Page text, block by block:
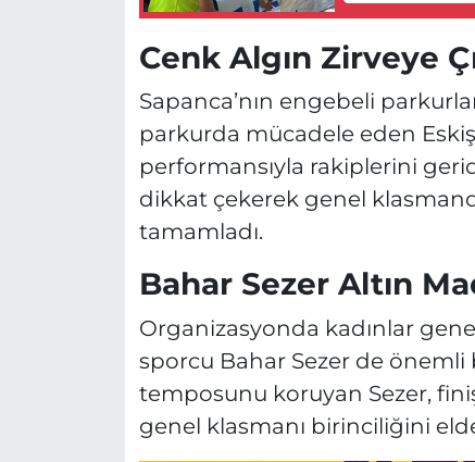
Cenk Algın Zirveye
Sapanca’nın engebeli
parkurda mücadele eden
performansıyla rakiplerini
dikkat çekerek genel
tamamladı.
Bahar Sezer Altın
Organizasyonda kadınlar
sporcu Bahar Sezer de önemli
temposunu koruyan Sezer,
genel klasmanı birinciliğini